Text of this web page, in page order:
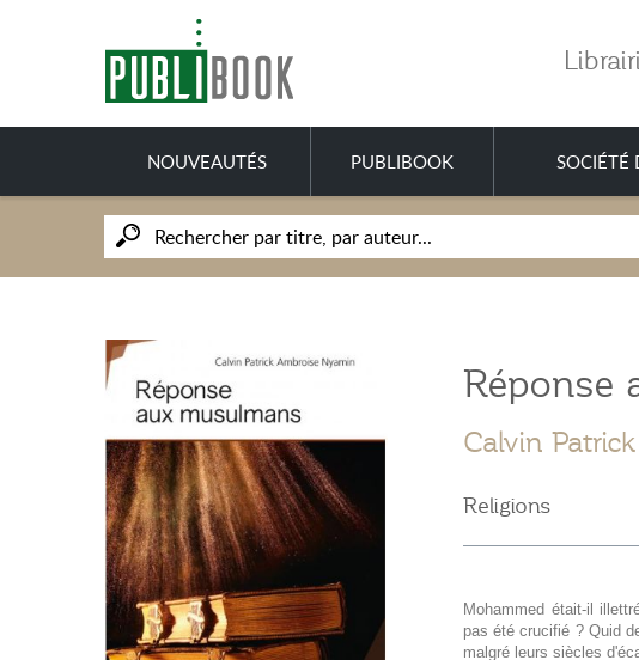
NOUVEAUTÉS PUBLIBOOK SOCIÉTÉ
Réponse
Calvin
Religions
Mohammed était-il
pas été crucifié ? Quid
malgré leurs siècles